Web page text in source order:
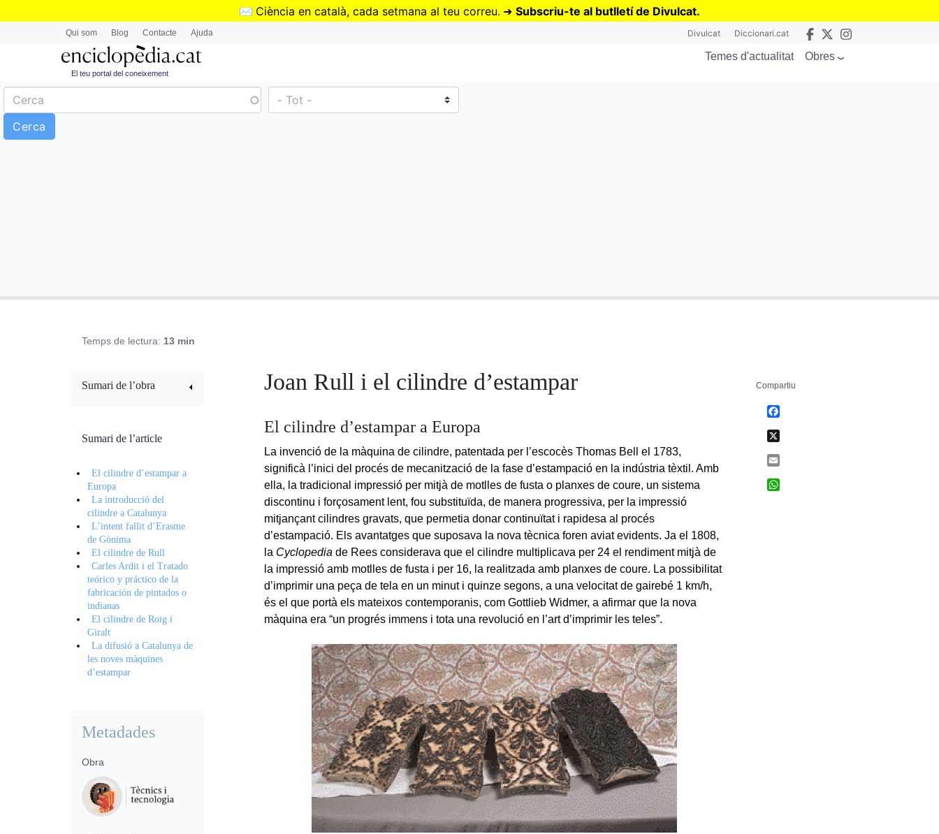
Vés
✉️ Ciència en català, cada setmana al teu correu. ➜ Subscriu-te al butlletí de Divulcat.
Qui som Blog Contacte Ajuda Divulcat Diccionari.cat
El teu portal del coneixement
Temes d'actualitat Obres
Temps de lectura: 13 min
Joan Rull i el cilindre d’estampar
El cilindre d’estampar a Europa
La invenció de la màquina de cilindre, patentada per l’escocès Thomas Bell el 1783,
significà l’inici del procés de mecanització de la fase d’estampació en la indústria tèxtil. Amb
ella, la tradicional impressió per mitjà de motlles de fusta o planxes de coure, un sistema
discontinu i forçosament lent, fou substituïda, de manera progressiva, per la impressió
mitjançant cilindres gravats, que permetia donar continuïtat i rapidesa al procés
d’estampació. Els avantatges que suposava la nova tècnica foren aviat evidents. Ja el 1808,
la Cyclopedia de Rees considerava que el cilindre multiplicava per 24 el rendiment mitjà de
la impressió amb motlles de fusta i per 16, la realitzada amb planxes de coure. La possibilitat
d’imprimir una peça de tela en un minut i quinze segons, a una velocitat de gairebé 1 km/h,
és el que portà els mateixos contemporanis, com Gottlieb Widmer, a afirmar que la nova
màquina era “un progrés immens i tota una revolució en l’art d’imprimir les teles”.
Sumari de l’obra
Sumari de l’article
El cilindre d’estampar a
Europa
La introducció del
cilindre a Catalunya
L’intent fallit d’Erasme
de Gònima
El cilindre de Rull
Carles Ardit i el Tratado
teórico y práctico de la
fabricación de pintados o
indianas
El cilindre de Roig i
Giralt
La difusió a Catalunya de
les noves màquines
d’estampar
Metadades
Obra
Compartiu